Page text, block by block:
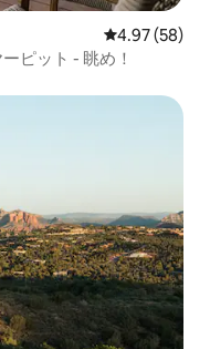
レビュー58
4.97 (58)
ピット - 眺め！